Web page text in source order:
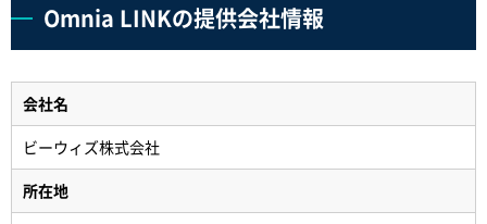
Omnia LINKの提供会社情報
会社名
ビーウィズ株式会社
所在地